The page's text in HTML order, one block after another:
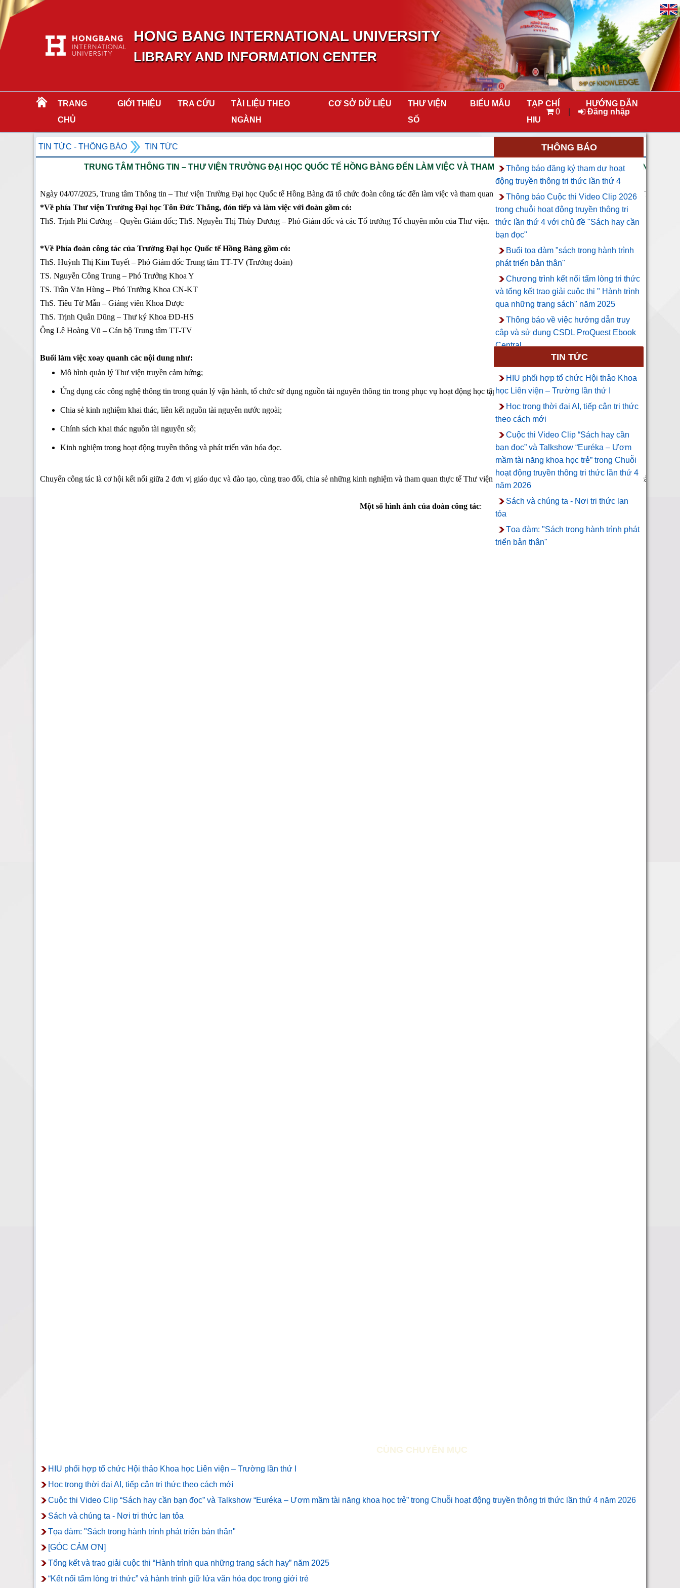
HONG BANG INTERNATIONAL UNIVERSITY
LIBRARY AND INFORMATION CENTER
TRANG
CHỦ
GIỚI THIỆU TRA CỨU
TÀI LIỆU THEO
NGÀNH
CƠ SỞ DỮ LIỆU
THƯ VIỆN
SỐ
BIỂU MẪU
TẠP CHÍ
HIU
HƯỚNG DẪN
0
Đăng nhập
TIN TỨC - THÔNG BÁO TIN TỨC
TRUNG TÂM THÔNG TIN – THƯ VIỆN TRƯỜNG ĐẠI HỌC QUỐC TẾ HỒNG BÀNG ĐẾN LÀM VIỆC VÀ THAM QUAN THỰC TẾ TẠI THƯ VIỆN TRƯỜNG ĐẠI
Ngày 04/07/2025, Trung tâm Thông tin – Thư viện Trường Đại học Quốc tế Hồng Bàng đã tổ chức đoàn công tác đến làm việc và tham quan thực tế tại Thư viện Trường Đại học Tôn Đức Thắng.
*Về phía Thư viện Trường Đại học Tôn Đức Thắng, đón tiếp và làm việc với đoàn gồm có:
ThS. Trịnh Phi Cường – Quyền Giám đốc; ThS. Nguyễn Thị Thùy Dương – Phó Giám đốc và các Tổ trưởng Tổ chuyên môn của Thư viện.
*Về Phía đoàn công tác của Trường Đại học Quốc tế Hồng Bàng gồm có:
ThS. Huỳnh Thị Kim Tuyết – Phó Giám đốc Trung tâm TT-TV (Trưởng đoàn)
TS. Nguyễn Công Trung – Phó Trưởng Khoa Y
TS. Trần Văn Hùng – Phó Trưởng Khoa CN-KT
ThS. Tiêu Từ Mẫn – Giảng viên Khoa Dược
ThS. Trịnh Quân Dũng – Thư ký Khoa ĐD-HS
Ông Lê Hoàng Vũ – Cán bộ Trung tâm TT-TV
Buổi làm việc xoay quanh các nội dung như:
Mô hình quản lý Thư viện truyền cảm hứng;
Ứng dụng các công nghệ thông tin trong quản lý vận hành, tổ chức sử dụng nguồn tài nguyên thông tin trong phục vụ hoạt động học tập, giảng dạy và nghiên cứu;
Chia sẻ kinh nghiệm khai thác, liên kết nguồn tài nguyên nước ngoài;
Chính sách khai thác nguồn tài nguyên số;
Kinh nghiệm trong hoạt động truyền thông và phát triển văn hóa đọc.
Chuyến công tác là cơ hội kết nối giữa 2 đơn vị giáo dục và đào tạo, cùng trao đổi, chia sẻ những kinh nghiệm và tham quan thực tế Thư viện truyền cảm hứng mang tầm quốc tế trong bối cảnh đổi
Một số hình ảnh của đoàn công tác:
CÙNG CHUYÊN MỤC
HIU phối hợp tổ chức Hội thảo Khoa học Liên viện – Trường lần thứ I
Học trong thời đại AI, tiếp cận tri thức theo cách mới
Cuộc thi Video Clip “Sách hay cần bạn đọc” và Talkshow “Euréka – Ươm mầm tài năng khoa học trẻ” trong Chuỗi hoạt động truyền thông tri thức lần thứ 4 năm 2026
Sách và chúng ta - Nơi tri thức lan tỏa
Tọa đàm: "Sách trong hành trình phát triển bản thân"
[GÓC CẢM ƠN]
Tổng kết và trao giải cuộc thi “Hành trình qua những trang sách hay” năm 2025
“Kết nối tấm lòng tri thức” và hành trình giữ lửa văn hóa đọc trong giới trẻ
THÔNG BÁO
Thông báo đăng ký tham dự hoạt
động truyền thông tri thức lần thứ 4
Thông báo Cuộc thi Video Clip 2026
trong chuỗi hoạt động truyền thông tri
thức lần thứ 4 với chủ đề "Sách hay cần
bạn đọc"
Buổi tọa đàm "sách trong hành trình
phát triển bản thân"
Chương trình kết nối tấm lòng tri thức
và tổng kết trao giải cuộc thi " Hành trình
qua những trang sách" năm 2025
Thông báo về việc hướng dẫn truy
cập và sử dụng CSDL ProQuest Ebook
Central
TIN TỨC
HIU phối hợp tổ chức Hội thảo Khoa
học Liên viện – Trường lần thứ I
Học trong thời đại AI, tiếp cận tri thức
theo cách mới
Cuộc thi Video Clip “Sách hay cần
bạn đọc” và Talkshow “Euréka – Ươm
mầm tài năng khoa học trẻ” trong Chuỗi
hoạt động truyền thông tri thức lần thứ 4
năm 2026
Sách và chúng ta - Nơi tri thức lan
tỏa
Tọa đàm: "Sách trong hành trình phát
triển bản thân"